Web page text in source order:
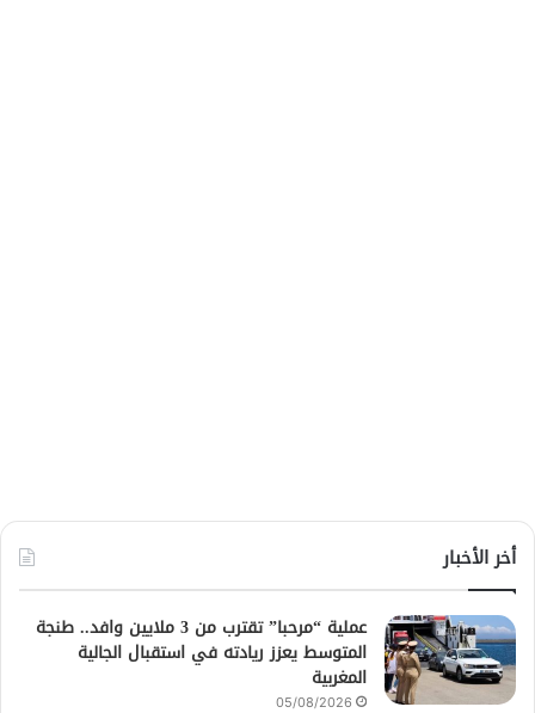
أخر الأخبار
عملية “مرحبا” تقترب من 3 ملايين وافد.. طنجة
المتوسط يعزز ريادته في استقبال الجالية
المغربية
05/08/2026